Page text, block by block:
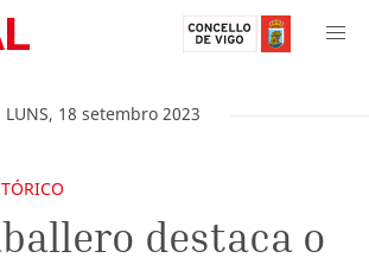
LUNS, 18 setembro 2023
destaca o